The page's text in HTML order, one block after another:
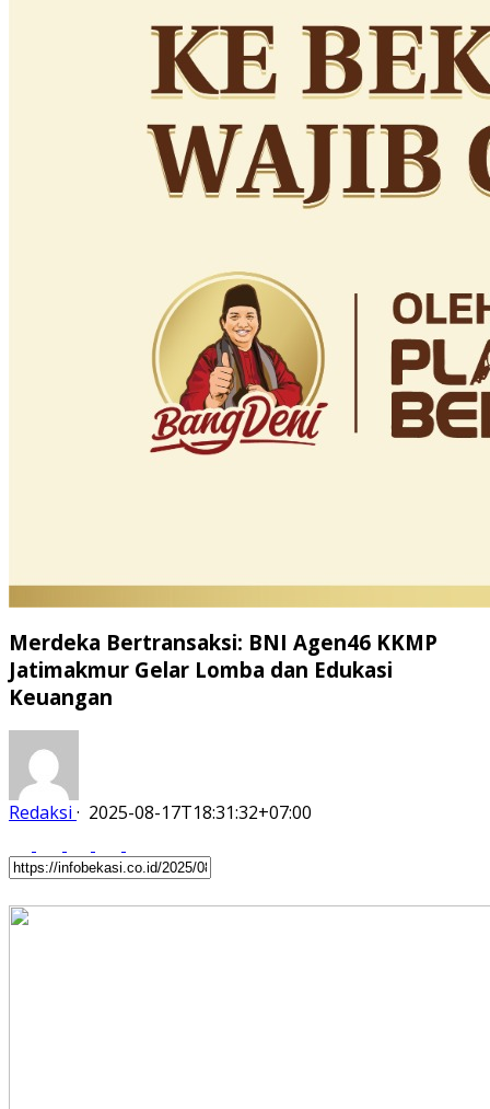
Merdeka Bertransaksi: BNI Agen46 KKMP
Jatimakmur Gelar Lomba dan Edukasi
Keuangan
Redaksi · 2025-08-17T18:31:32+07:00